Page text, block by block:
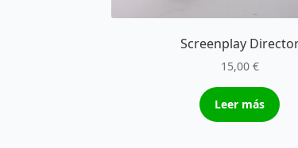
Screenplay
15,00 €
Leer más